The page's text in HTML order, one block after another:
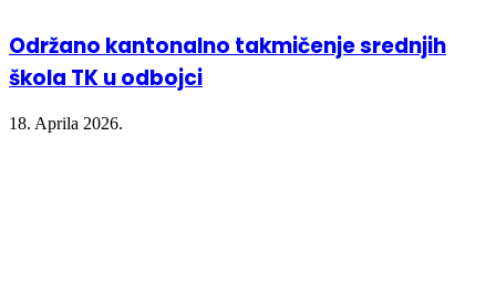
Održano kantonalno takmičenje srednjih
škola TK u odbojci
18. Aprila 2026.